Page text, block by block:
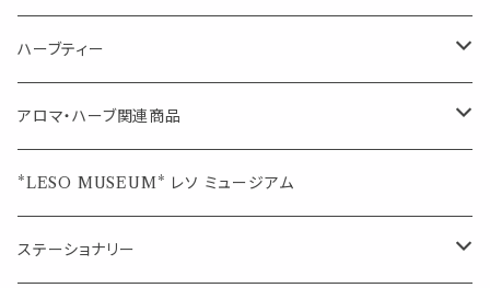
シングル
ブレンド
キャンディー
ペーパークリップ
ウェルカムボード・装飾
席札クリップ
プチギフト
ロールオンボトル
スプレーボトル
スポイトボトル
精油用ボトル
ハーブティー
ブレンド
ジュエル オブ ビューティー
美人さんのハーブティー
シングル
アロマ・ハーブ関連商品
エッセンシャルオイル
シングル
クラフト器材・道具
*LESO MUSEUM* レソ ミュージアム
ステーショナリー